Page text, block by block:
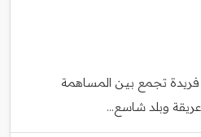
تجمع بين المساهمة
وبلد شاسع...